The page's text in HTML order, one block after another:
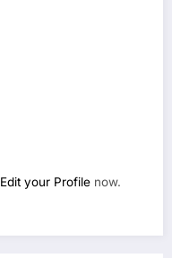
Edit your Profile now.